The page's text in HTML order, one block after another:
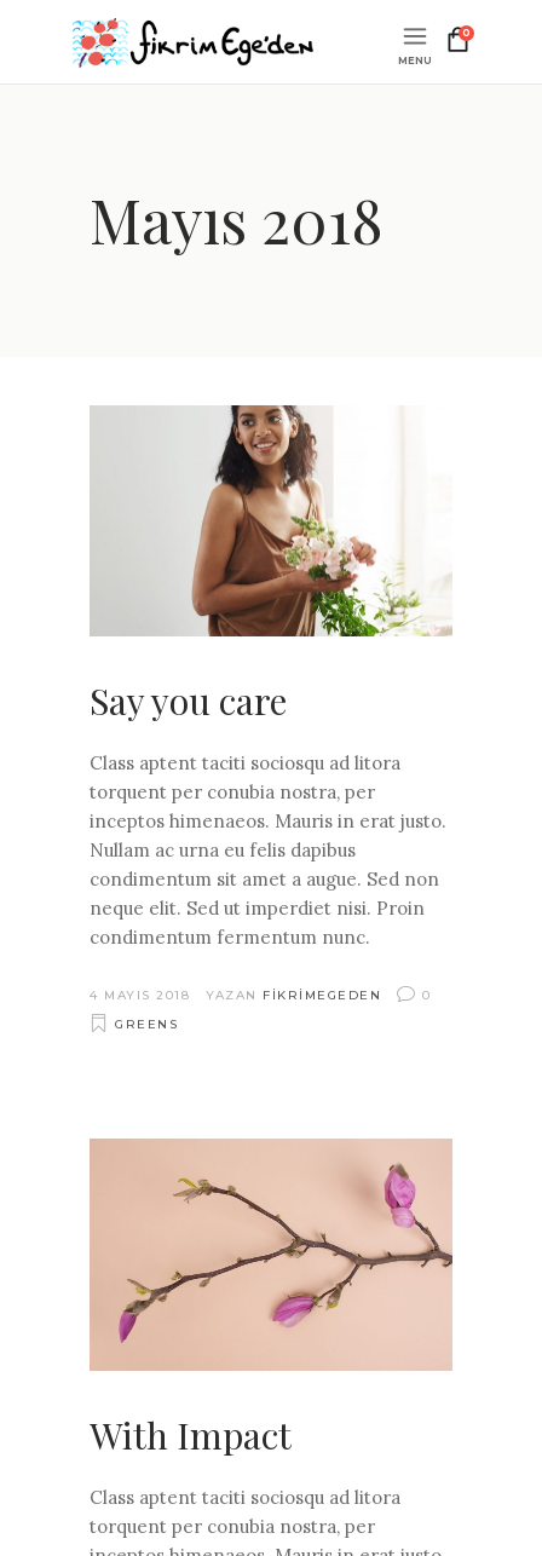
0
Mayıs 2018
Say you care
Class aptent taciti sociosqu ad litora
torquent per conubia nostra, per
inceptos himenaeos. Mauris in erat justo.
Nullam ac urna eu felis dapibus
condimentum sit amet a augue. Sed non
neque elit. Sed ut imperdiet nisi. Proin
condimentum fermentum nunc.
4 MAYIS 2018 YAZAN FIKRIMEGEDEN
0
GREENS
With Impact
Class aptent taciti sociosqu ad litora
torquent per conubia nostra, per